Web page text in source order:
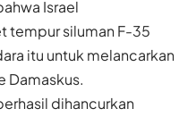
Israel
tempur siluman F-35
itu untuk melancarkan
Damaskus.
dihancurkan